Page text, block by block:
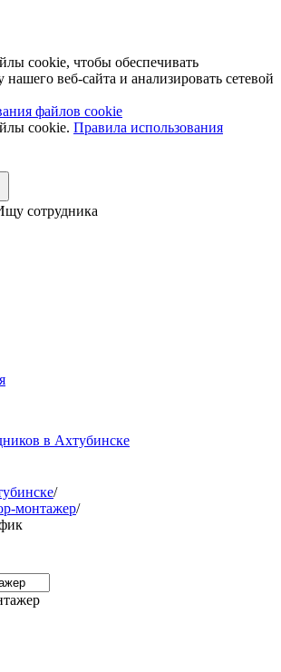
cookie, чтобы обеспечивать
веб-сайта и анализировать сетевой
файлов cookie
cookie. Правила использования
сотрудника
в Ахтубинске
/
монтажер/